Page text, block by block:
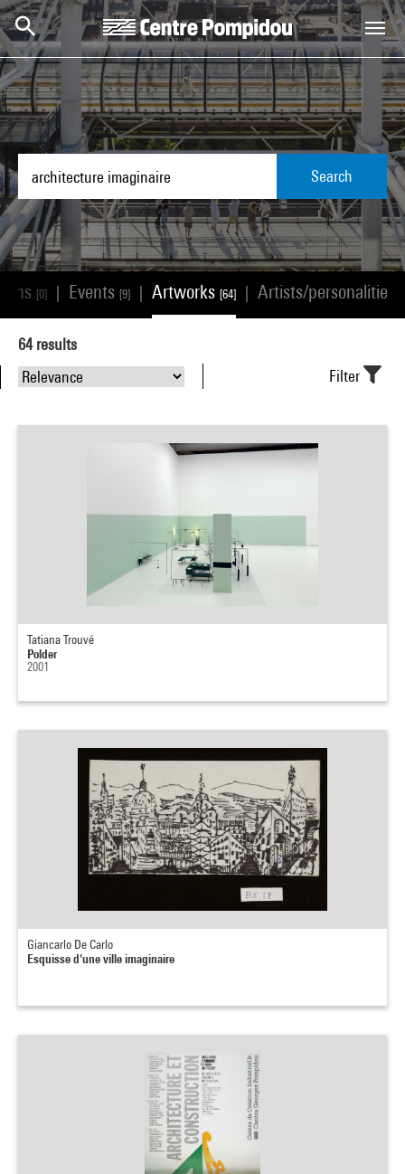
Skip to main content
Centre Pompidou
Search
[0] Events [9] Artworks [64] Artists/personalities
64results
Filter
Tatiana Trouvé
Polder
2001
Giancarlo De Carlo
Esquisse d'une ville imaginaire